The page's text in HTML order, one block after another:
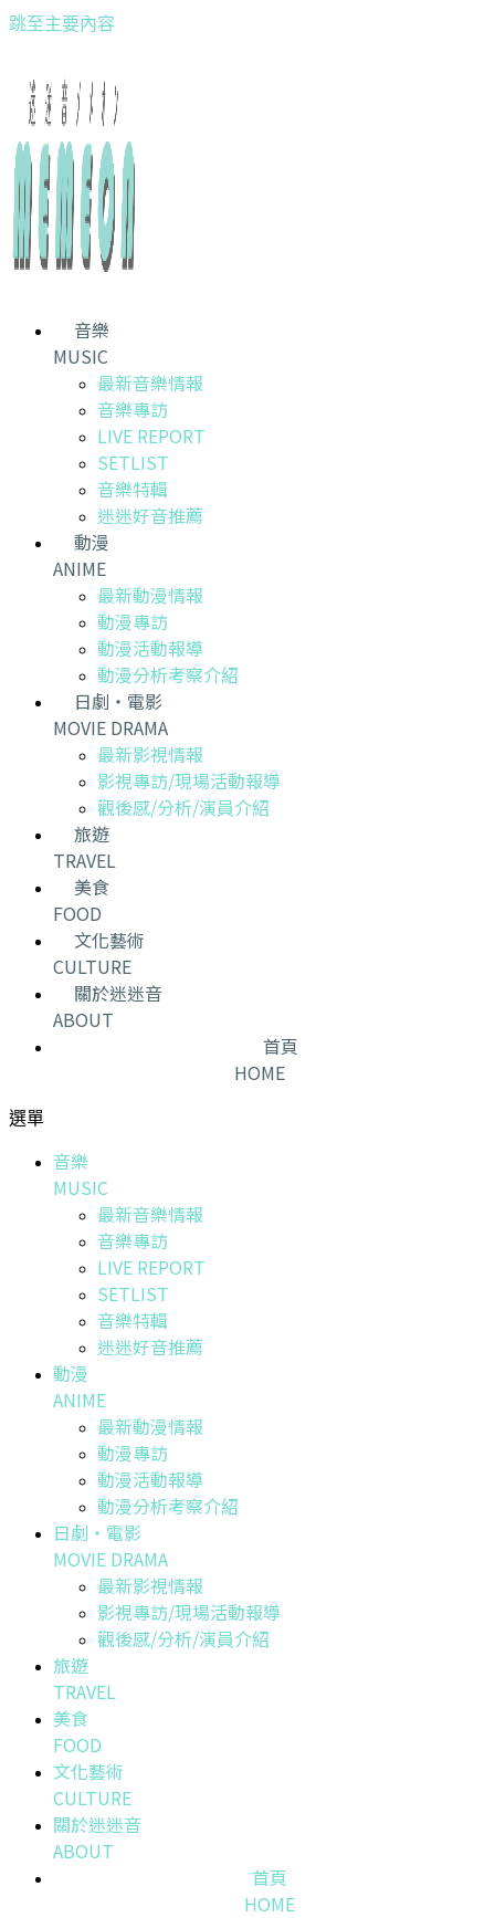
跳至主要內容
音樂
MUSIC
最新音樂情報
音樂專訪
LIVE REPORT
SETLIST
音樂特輯
迷迷好音推薦
動漫
ANIME
最新動漫情報
動漫專訪
動漫活動報導
動漫分析考察介紹
日劇・電影
MOVIE DRAMA
最新影視情報
影視專訪/現場活動報導
觀後感/分析/演員介紹
旅遊
TRAVEL
美食
FOOD
文化藝術
CULTURE
關於迷迷音
ABOUT
首頁
HOME
選單
音樂
MUSIC
最新音樂情報
音樂專訪
LIVE REPORT
SETLIST
音樂特輯
迷迷好音推薦
動漫
ANIME
最新動漫情報
動漫專訪
動漫活動報導
動漫分析考察介紹
日劇・電影
MOVIE DRAMA
最新影視情報
影視專訪/現場活動報導
觀後感/分析/演員介紹
旅遊
TRAVEL
美食
FOOD
文化藝術
CULTURE
關於迷迷音
ABOUT
首頁
HOME